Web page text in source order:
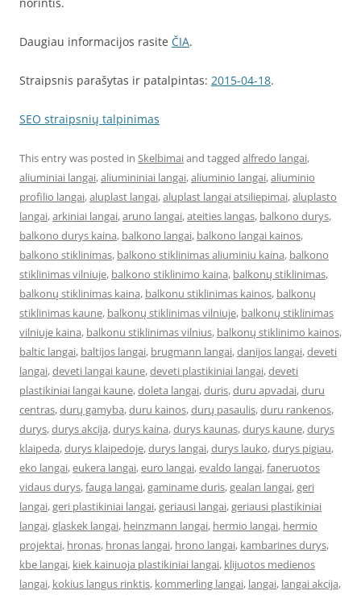
Daugiau informacijos rasite ČIA.
Straipsnis parašytas ir patalpintas: 2015-04-18.
SEO straipsnių talpinimas
This entry was posted in Skelbimaiand tagged alfredo langai,
aliuminiai langai,aliumininiai langai,aliuminio langai,aliuminio
profilio langai,aluplast langai,aluplast langai atsiliepimai,aluplasto
langai,arkiniai langai,aruno langai,ateities langas, balkono durys,
balkono durys kaina, balkono langai, balkono langai kainos,
balkono stiklinimas, balkono stiklinimas aliuminiu kaina, balkono
stiklinimas vilniuje, balkono stiklinimo kaina, balkonų stiklinimas,
balkonų stiklinimas kaina, balkonu stiklinimas kainos, balkonų
stiklinimas kaune, balkonų stiklinimas vilniuje, balkonų stiklinimas
vilniuje kaina, balkonu stiklinimas vilnius, balkonų stiklinimo kainos,
baltic langai, baltijos langai, brugmann langai,danijos langai,deveti
langai,deveti langai kaune,deveti plastikiniai langai,deveti
plastikiniai langai kaune,doleta langai,duris,duru apvadai,duru
centras,durų gamyba,duru kainos,durų pasaulis,duru rankenos,
durys,durys akcija,durys kaina,durys kaunas,durys kaune,durys
klaipeda,durys klaipedoje,durys langai,durys lauko,durys pigiau,
eko langai,eukera langai,euro langai,evaldo langai,faneruotos
vidaus durys,fauga langai,gaminame duris,gealan langai,geri
langai,geri plastikiniai langai,geriausi langai,geriausi plastikiniai
langai,glaskek langai, heinzmann langai, hermio langai, hermio
projektai, hronas, hronas langai, hrono langai, kambarines durys,
kbe langai, kiek kainuoja plastikiniai langai, klijuotos medienos
langai, kokius langus rinktis, kommerling langai, langai, langai akcija,